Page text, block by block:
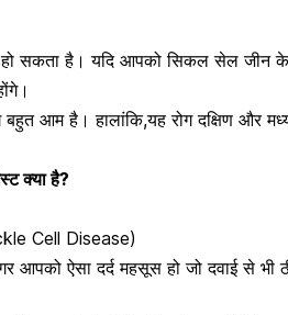
में हो सकता है। यदि आपको सिकल सेल
आम है। हालांकि,यह रोग दक्षिण और
क्या है?
Cell Disease)
ऐसा दर्द महसूस हो जो दवाई से भी